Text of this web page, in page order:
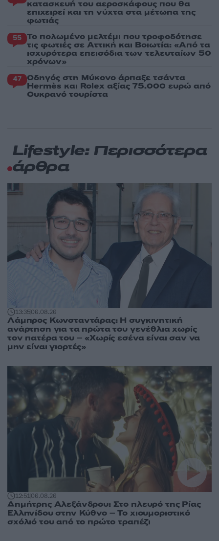
κατασκευή του αεροσκάφους που θα
επιχειρεί και τη νύχτα στα μέτωπα της
φωτιάς
55 Το πολωμένο μελτέμι που τροφοδότησε
τις φωτιές σε Αττική και Βοιωτία: «Από τα
ισχυρότερα επεισόδια των τελευταίων 50
χρόνων»
47 Οδηγός στη Μύκονο άρπαξε τσάντα
Hermès και Rolex αξίας 75.000 ευρώ από
Ουκρανό τουρίστα
Lifestyle: Περισσότερα
άρθρα
13:3506.08.26
Λάμπρος Κωνσταντάρας: Η συγκινητική
ανάρτηση για τα πρώτα του γενέθλια χωρίς
τον πατέρα του – «Χωρίς εσένα είναι σαν να
μην είναι γιορτές»
12:5106.08.26
Δημήτρης Αλεξάνδρου: Στο πλευρό της Ρίας
Ελληνίδου στην Κύθνο – Το χιουμοριστικό
σχόλιό του από το πρώτο τραπέζι